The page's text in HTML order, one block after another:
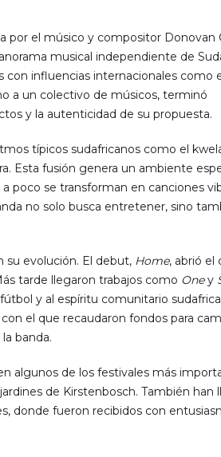
por el músico y compositor Donovan
musical independiente de
con influencias internacionales como
a un colectivo de músicos, terminó
y la autenticidad de su propuesta.
típicos sudafricanos como el
Esta fusión genera un ambiente
poco se transforman en canciones
no solo busca entretener, sino
su evolución. El debut, Home, abrió el
tarde llegaron trabajos como Oney
y al espíritu comunitario
con el que recaudaron fondos para
banda.
algunos de los festivales más
de Kirstenbosch. También han
donde fueron recibidos con